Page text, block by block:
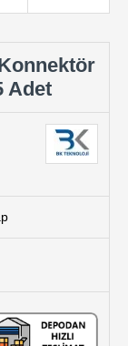
Adet